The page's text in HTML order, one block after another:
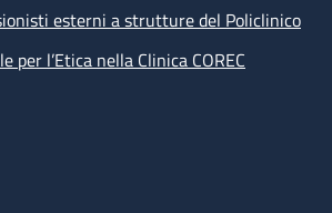
esterni a strutture del Policlinico
per l’Etica nella Clinica COREC